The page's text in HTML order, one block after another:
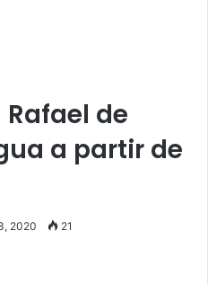
de
a partir de
2020 21